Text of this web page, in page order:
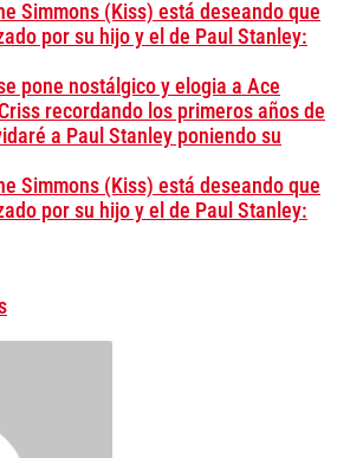
Simmons (Kiss) está deseando que
por su hijo y el de Paul Stanley:
pone nostálgico y elogia a Ace
recordando los primeros años de
a Paul Stanley poniendo su
Simmons (Kiss) está deseando que
por su hijo y el de Paul Stanley: